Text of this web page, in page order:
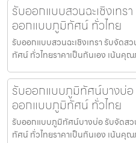
รับออกแบบสวนฉะเชิงเท
ออกแบบภูมิทัศน์ ทั่วไทย
รับออกแบบสวนฉะเชิงเทรา รับจัด
ทัศน์ ทั่วไทยราคาเป็นกันเอง เน้นคุ
รับออกแบบภูมิทัศน์บางบ่
ออกแบบภูมิทัศน์ ทั่วไทย
รับออกแบบภูมิทัศน์บางบ่อ รับจัดส
ทัศน์ ทั่วไทยราคาเป็นกันเอง เน้นคุ